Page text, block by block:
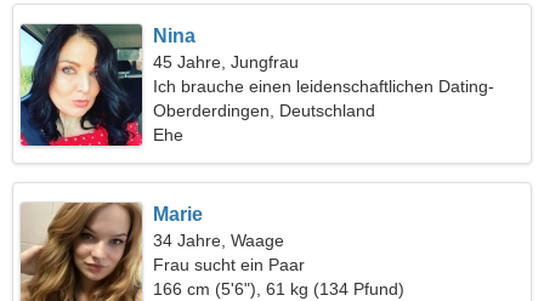
Nina
45 Jahre, Jungfrau
Ich brauche einen leidenschaftlichen Dating-
Freund
Oberderdingen, Deutschland
Ehe
Marie
34 Jahre, Waage
Frau sucht ein Paar
166 cm (5'6"), 61 kg (134 Pfund)